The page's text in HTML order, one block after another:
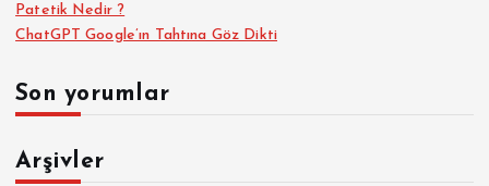
Patetik Nedir ?
ChatGPT Google’ın Tahtına Göz Dikti
Son yorumlar
Arşivler